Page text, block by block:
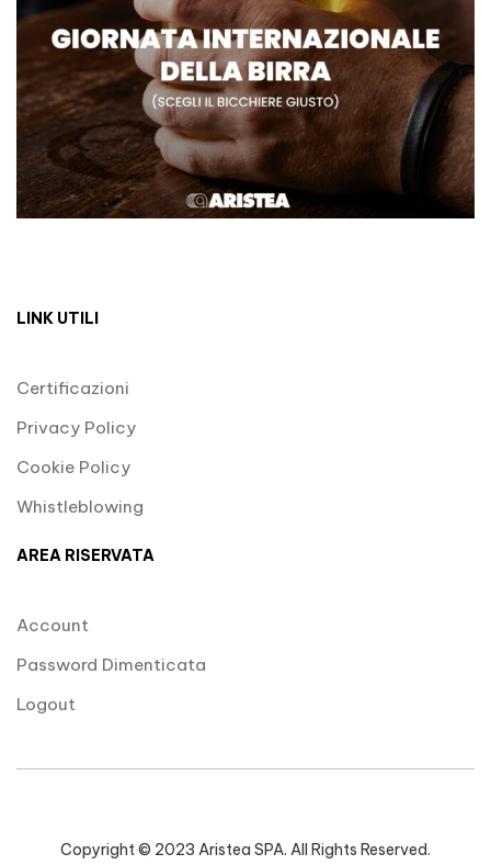
LINK UTILI
Certificazioni
Privacy Policy
Cookie Policy
Whistleblowing
AREA RISERVATA
Account
Password Dimenticata
Logout
Copyright © 2023 Aristea SPA. All Rights Reserved.